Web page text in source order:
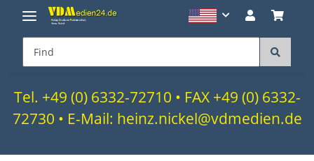
Tel. +49 (0) 6332-72710 • FAX +49 (0) 6332-
72730 • E-Mail: heinz.nickel@vdmedien.de